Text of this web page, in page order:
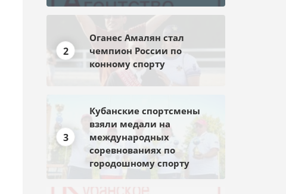
2
Оганес Амалян стал
чемпион России по
конному спорту
3
Кубанские спортсмены
взяли медали на
международных
соревнованиях по
городошному спорту